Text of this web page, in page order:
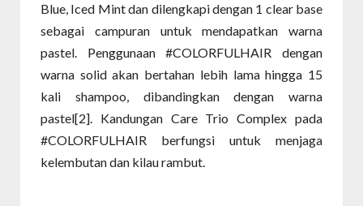
Blue, Iced Mint dan dilengkapi dengan 1 clear base
sebagai campuran untuk mendapatkan warna
pastel. Penggunaan #COLORFULHAIR dengan
warna solid akan bertahan lebih lama hingga 15
kali shampoo, dibandingkan dengan warna
pastel[2]. Kandungan Care Trio Complex pada
#COLORFULHAIR berfungsi untuk menjaga
kelembutan dan kilau rambut.